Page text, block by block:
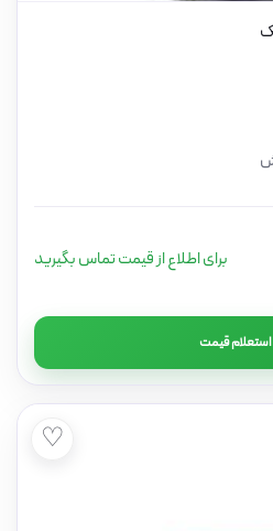
برای اطلاع از قیمت تماس بگیرید
استعلام قیمت
♡